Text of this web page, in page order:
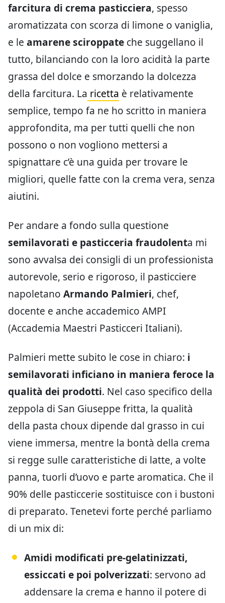
farcitura di crema pasticciera, spesso
aromatizzata con scorza di limone o vaniglia,
e le amarene sciroppate che suggellano il
tutto, bilanciando con la loro acidità la parte
grassa del dolce e smorzando la dolcezza
della farcitura. La ricetta è relativamente
semplice, tempo fa ne ho scritto in maniera
approfondita, ma per tutti quelli che non
possono o non vogliono mettersi a
spignattare c’è una guida per trovare le
migliori, quelle fatte con la crema vera, senza
aiutini.
Per andare a fondo sulla questione
semilavorati e pasticceria fraudolenta mi
sono avvalsa dei consigli di un professionista
autorevole, serio e rigoroso, il pasticciere
napoletano Armando Palmieri, chef,
docente e anche accademico AMPI
(Accademia Maestri Pasticceri Italiani).
Palmieri mette subito le cose in chiaro: i
semilavorati inficiano in maniera feroce la
qualità dei prodotti. Nel caso specifico della
zeppola di San Giuseppe fritta, la qualità
della pasta choux dipende dal grasso in cui
viene immersa, mentre la bontà della crema
si regge sulle caratteristiche di latte, a volte
panna, tuorli d’uovo e parte aromatica. Che il
90% delle pasticcerie sostituisce con i bustoni
di preparato. Tenetevi forte perché parliamo
di un mix di:
Amidi modificati pre-gelatinizzati,
essiccati e poi polverizzati: servono ad
addensare la crema e hanno il potere di